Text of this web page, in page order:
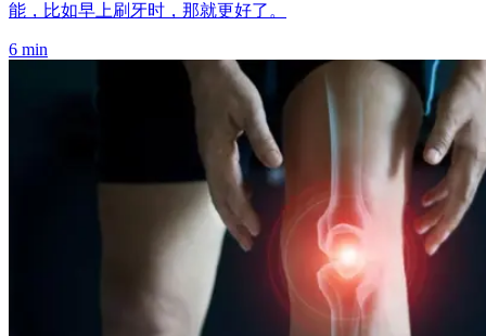
能，比如早上刷牙时，那就更好了。
6 min